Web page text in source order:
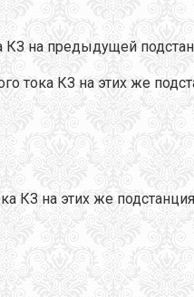
КЗ на предыдущей
тока КЗ на этих же
КЗ на этих же